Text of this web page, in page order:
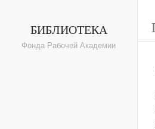
БИБЛИОТЕКА
Фонда Рабочей Академии